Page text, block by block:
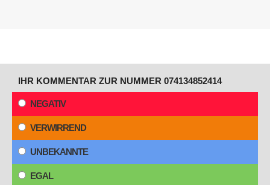
IHR KOMMENTAR ZUR NUMMER 074134852414
NEGATIV
VERWIRREND
UNBEKANNTE
EGAL